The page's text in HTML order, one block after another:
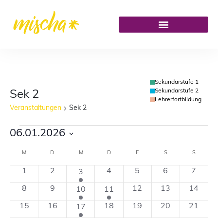
Sekundarstufe 1
Sekundarstufe 2
Lehrerfortbildung
Sek 2
Veranstaltungen Sek 2
06.01.2026
Kalender
von
Veranstaltungen
M D M D F S S
0
Veranstaltungen
1
0
Veranstaltungen
2
1
Veranstaltung
3
0
Veranstaltungen
4
0
Veranstaltungen
5
0
6
0
7
0
Veranstaltungen
8
0
Veranstaltungen
9
3
Veranstaltungen
10
1
Veranstaltung
11
0
Veranstaltungen
12
013
014
015
016
217
018
019
0
20
0
21